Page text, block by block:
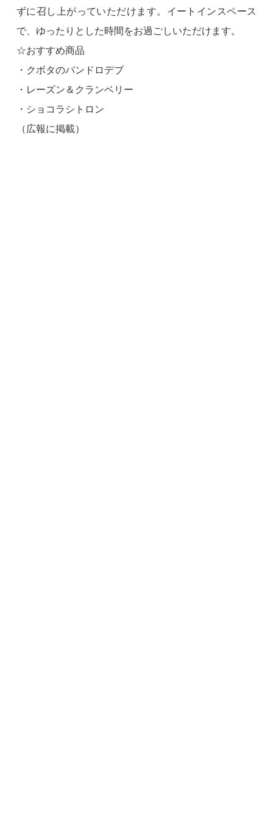
ずに召し上がっていただけます。イートインスペース
で、ゆったりとした時間をお過ごしいただけます。
☆おすすめ商品
・クボタのパンドロデブ
・レーズン＆クランベリー
・ショコラシトロン
（広報に掲載）